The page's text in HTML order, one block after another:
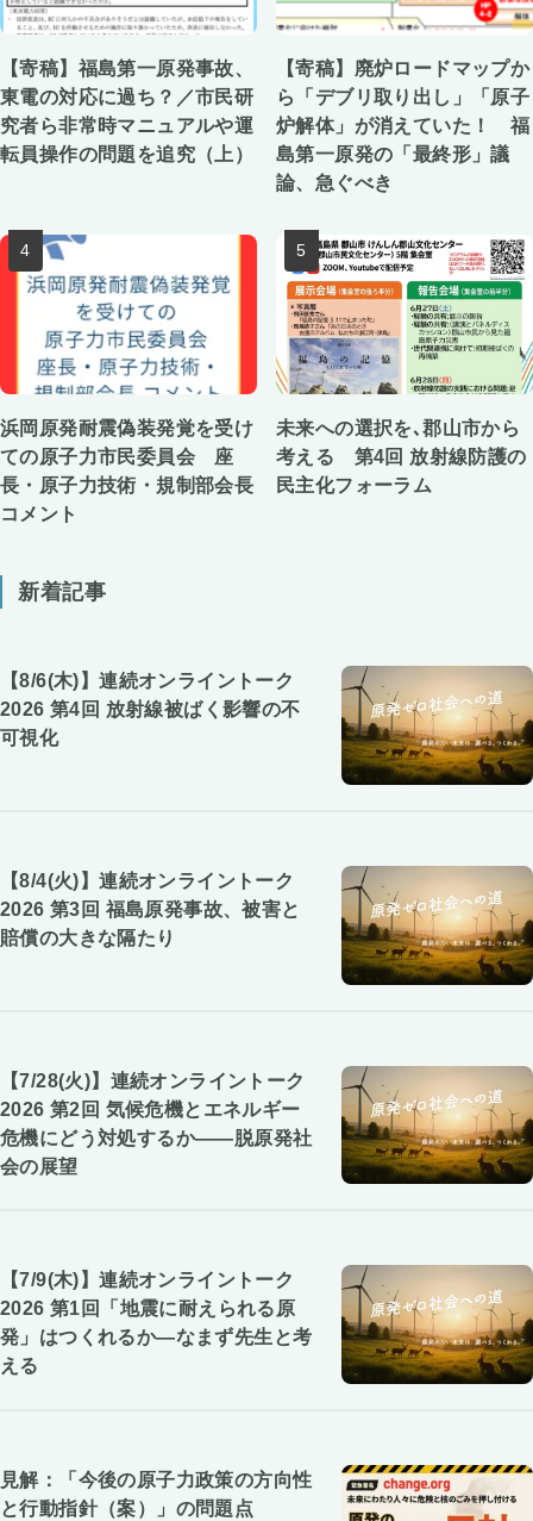
【寄稿】福島第一原発事故、
東電の対応に過ち？／市民研
究者ら非常時マニュアルや運
転員操作の問題を追究（上）
【寄稿】廃炉ロードマップか
ら「デブリ取り出し」「原子
炉解体」が消えていた！ 福
島第一原発の「最終形」議
論、急ぐべき
浜岡原発耐震偽装発覚を受け
ての原子力市民委員会 座
長・原子力技術・規制部会長
コメント
未来への選択を､郡山市から
考える 第4回 放射線防護の
民主化フォーラム
新着記事
【8/6(木)】連続オンライントーク
2026 第4回 放射線被ばく影響の不
可視化
【8/4(火)】連続オンライントーク
2026 第3回 福島原発事故、被害と
賠償の大きな隔たり
【7/28(火)】連続オンライントーク
2026 第2回 気候危機とエネルギー
危機にどう対処するか――脱原発社
会の展望
【7/9(木)】連続オンライントーク
2026 第1回「地震に耐えられる原
発」はつくれるか―なまず先生と考
える
見解：「今後の原子力政策の方向性
と行動指針（案）」の問題点